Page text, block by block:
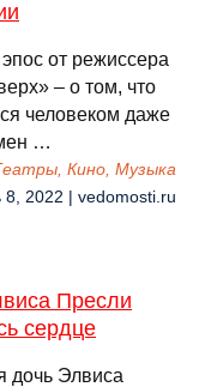
от режиссера
– о том, что
человеком даже
…
Кино, Музыка
8, 2022 | vedomosti.ru
Пресли
сердце
дочь Элвиса